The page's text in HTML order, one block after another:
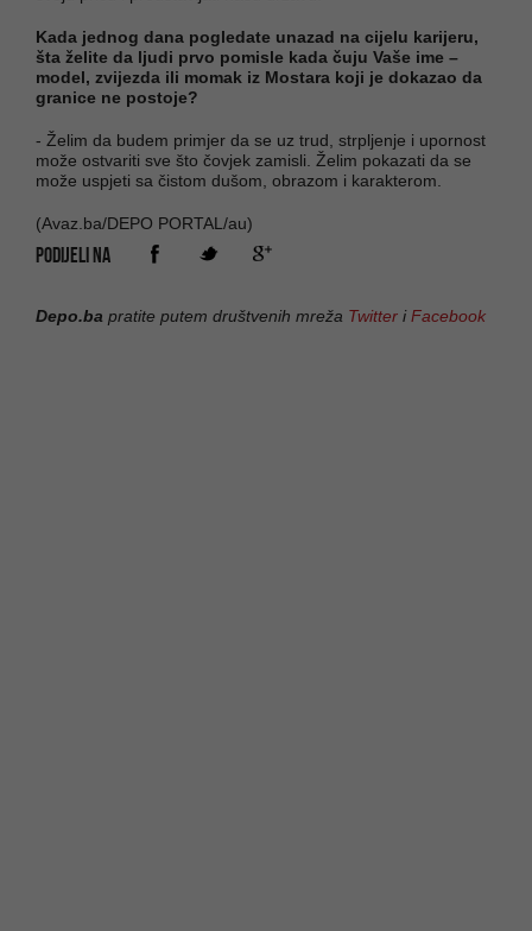
Kada jednog dana pogledate unazad na cijelu karijeru,
šta želite da ljudi prvo pomisle kada čuju Vaše ime –
model, zvijezda ili momak iz Mostara koji je dokazao da
granice ne postoje?
- Želim da budem primjer da se uz trud, strpljenje i upornost
može ostvariti sve što čovjek zamisli. Želim pokazati da se
može uspjeti sa čistom dušom, obrazom i karakterom.
(Avaz.ba/DEPO PORTAL/au)
PODIJELI NA
Depo.ba pratite putem društvenih mreža Twitter iFacebook